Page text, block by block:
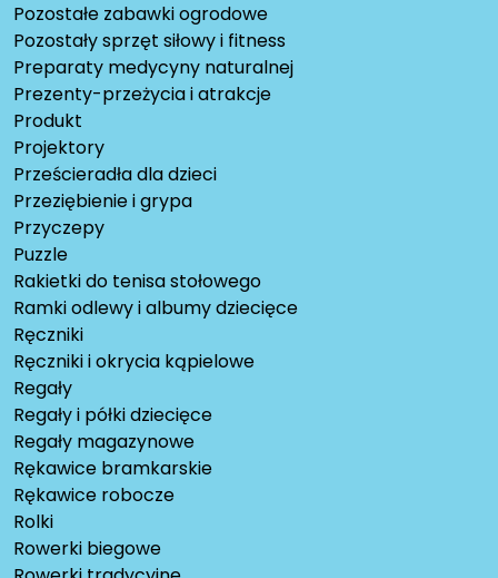
Pozostałe zabawki ogrodowe
Pozostały sprzęt siłowy i fitness
Preparaty medycyny naturalnej
Prezenty-przeżycia i atrakcje
Produkt
Projektory
Prześcieradła dla dzieci
Przeziębienie i grypa
Przyczepy
Puzzle
Rakietki do tenisa stołowego
Ramki odlewy i albumy dziecięce
Ręczniki
Ręczniki i okrycia kąpielowe
Regały
Regały i półki dziecięce
Regały magazynowe
Rękawice bramkarskie
Rękawice robocze
Rolki
Rowerki biegowe